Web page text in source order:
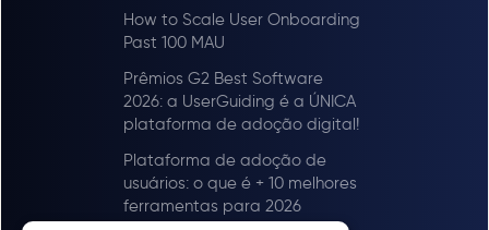
How to Scale User Onboarding
Past 100 MAU
Prêmios G2 Best Software
2026: a UserGuiding é a ÚNICA
plataforma de adoção digital!
Plataforma de adoção de
usuários: o que é + 10 melhores
ferramentas para 2026